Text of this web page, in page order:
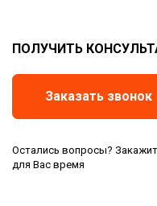
ПОЛУЧИТЬ
Заказать звонок
Остались вопросы?
для Вас время